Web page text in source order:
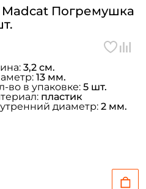
Погремушка
3,2 см.
13 мм.
во в упаковке: 5 шт.
пластик
диаметр: 2 мм.